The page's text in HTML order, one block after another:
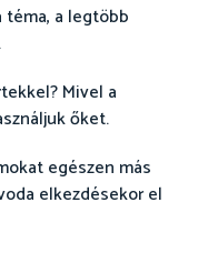
téma, a legtöbb
Mivel a
őket.
egészen más
elkezdésekor el